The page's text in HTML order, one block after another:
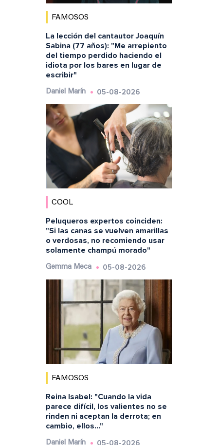
FAMOSOS
La lección del cantautor Joaquín
Sabina (77 años): "Me arrepiento
del tiempo perdido haciendo el
idiota por los bares en lugar de
escribir"
Daniel Marín 05-08-2026
COOL
Peluqueros expertos coinciden:
"Si las canas se vuelven amarillas
o verdosas, no recomiendo usar
solamente champú morado"
Gemma Meca 05-08-2026
FAMOSOS
Reina Isabel: "Cuando la vida
parece difícil, los valientes no se
rinden ni aceptan la derrota; en
cambio, ellos..."
Daniel Marín 05-08-2026